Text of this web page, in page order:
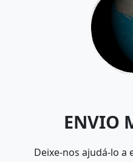
ENVIO
Deixe-nos ajudá-lo